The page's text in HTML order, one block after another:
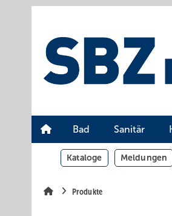
Bad Sanitär
Kataloge Meldungen
Produkte